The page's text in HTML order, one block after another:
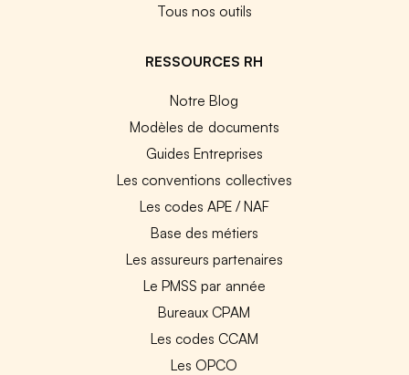
Tous nos outils
RESSOURCES RH
Notre Blog
Modèles de documents
Guides Entreprises
Les conventions collectives
Les codes APE / NAF
Base des métiers
Les assureurs partenaires
Le PMSS par année
Bureaux CPAM
Les codes CCAM
Les OPCO